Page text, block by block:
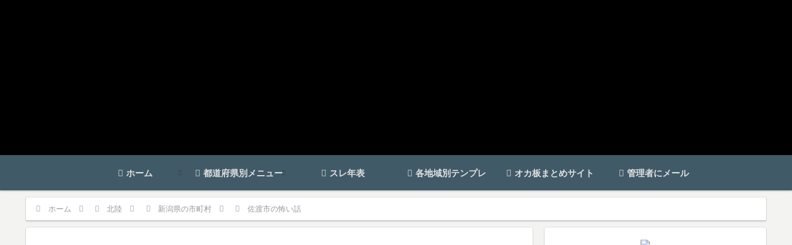
ホーム 都道府県別メニュー スレ年表 各地域別テンプレ オカ板まとめサイト 管理者にメール
ホーム 北陸 新潟県の市町村 佐渡市の怖い話